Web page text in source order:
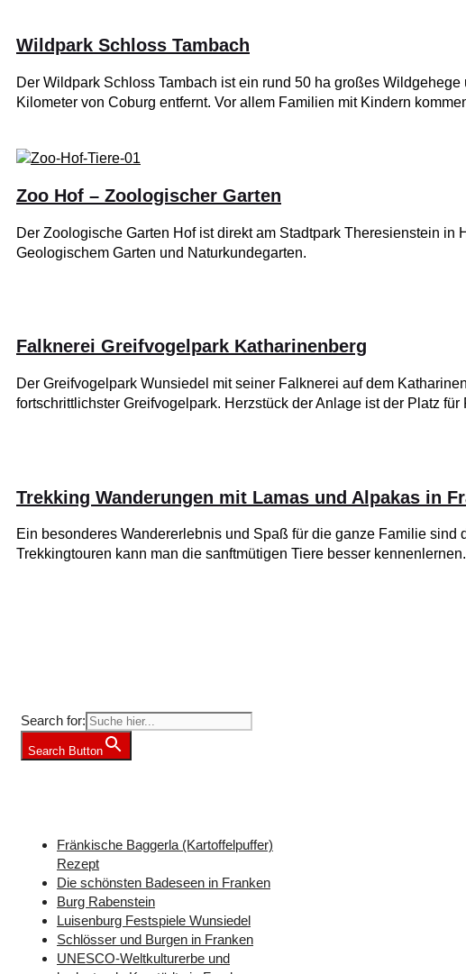
Wildpark Schloss Tambach
Der Wildpark Schloss Tambach ist ein rund 50 ha großes
Kilometer von Coburg entfernt. Vor allem Familien mit Kindern
Zoo Hof – Zoologischer Garten
Der Zoologische Garten Hof ist direkt am Stadtpark Theresienstein in
Geologischem Garten und Naturkundegarten.
Falknerei Greifvogelpark Katharinenberg
Der Greifvogelpark Wunsiedel mit seiner Falknerei auf dem
fortschrittlichster Greifvogelpark. Herzstück der Anlage ist der Platz
Trekking Wanderungen mit Lamas und Alpakas in
Ein besonderes Wandererlebnis und Spaß für die ganze Familie
Trekkingtouren kann man die sanftmütigen Tiere besser kennenlernen.
Search for:
Search Button
Fränkische Baggerla (Kartoffelpuffer)
Rezept
Die schönsten Badeseen in Franken
Burg Rabenstein
Luisenburg Festspiele Wunsiedel
Schlösser und Burgen in Franken
UNESCO-Weltkulturerbe und